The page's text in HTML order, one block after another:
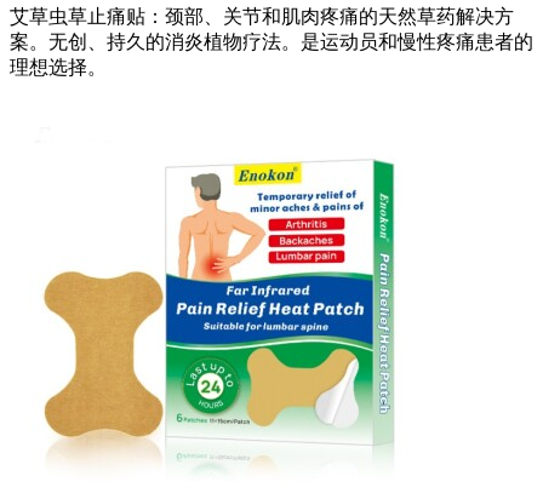
艾草虫草止痛贴：颈部、关节和肌肉疼痛的天然草药解决方
案。无创、持久的消炎植物疗法。是运动员和慢性疼痛患者的
理想选择。